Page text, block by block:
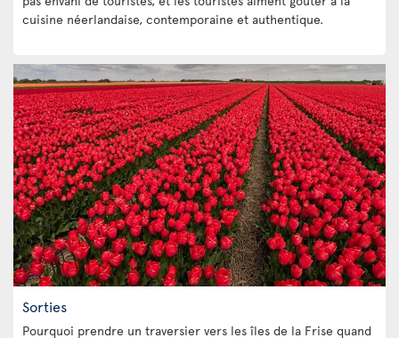
cuisine néerlandaise, contemporaine et authentique.
Sorties
Pourquoi prendre un traversier vers les îles de la Frise quand